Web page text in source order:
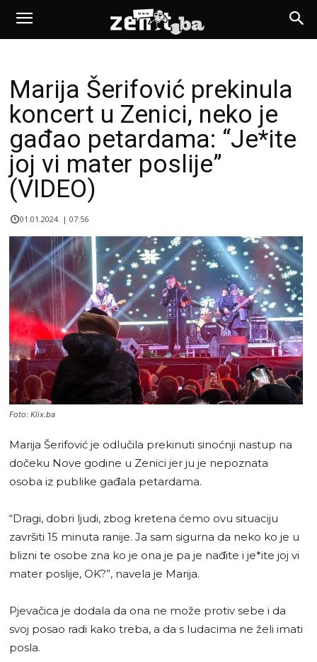
Marija Šerifović prekinula
koncert u Zenici, neko je
gađao petardama: “Je*ite
joj vi mater poslije”
(VIDEO)
01.01.2024. | 07:56
Foto: Klix.ba
Marija Šerifović je odlučila prekinuti sinoćnji nastup na
dočeku Nove godine u Zenici jer ju je nepoznata
osoba iz publike gađala petardama.
“Dragi, dobri ljudi, zbog kretena ćemo ovu situaciju
završiti 15 minuta ranije. Ja sam sigurna da neko ko je u
blizni te osobe zna ko je ona je pa je nađite i je*ite joj vi
mater poslije, OK?”, navela je Marija.
Pjevačica je dodala da ona ne može protiv sebe i da
svoj posao radi kako treba, a da s ludacima ne želi imati
posla.